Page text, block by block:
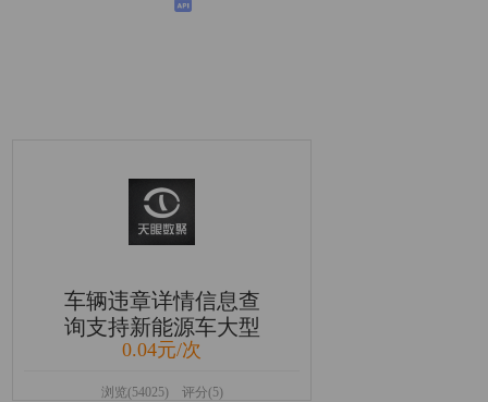
车辆违章详情信息查
询支持新能源车大型
货车
0.04元/次
浏览(54025) 评分(5)